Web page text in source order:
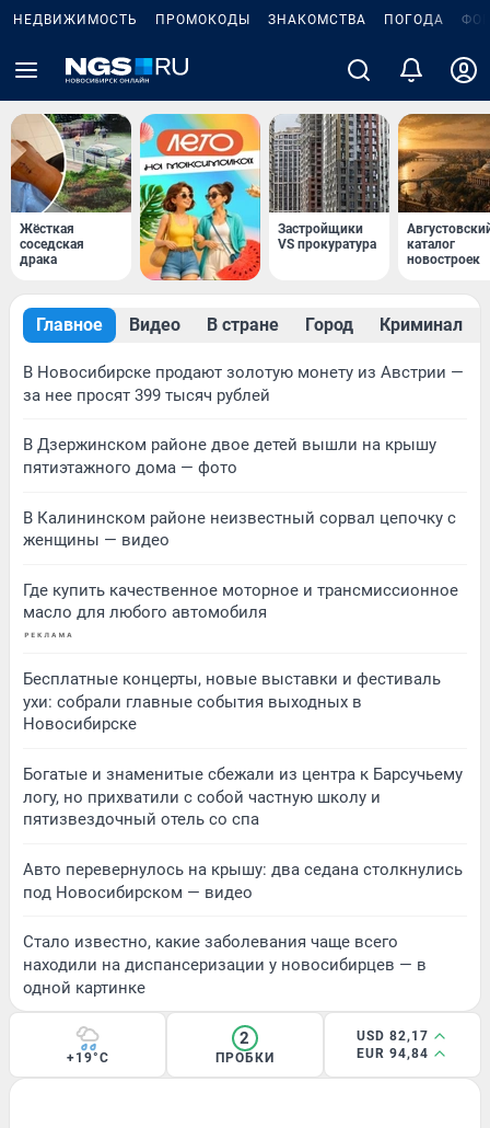
НЕДВИЖИМОСТЬ ПРОМОКОДЫ ЗНАКОМСТВА ПОГОДА
Жёсткая
соседская
драка
Застройщики
VS прокуратура
каталог
новостроек
Главное Видео В стране Город Криминал
В Новосибирске продают золотую монету из Австрии —
за нее просят 399 тысяч рублей
В Дзержинском районе двое детей вышли на крышу
пятиэтажного дома — фото
В Калининском районе неизвестный сорвал цепочку с
женщины — видео
Где купить качественное моторное и трансмиссионное
масло для любого автомобиля
Бесплатные концерты, новые выставки и фестиваль
ухи: собрали главные события выходных в
Новосибирске
Богатые и знаменитые сбежали из центра к Барсучьему
логу, но прихватили с собой частную школу и
пятизвездочный отель со спа
Авто перевернулось на крышу: два седана столкнулись
под Новосибирском — видео
Стало известно, какие заболевания чаще всего
находили на диспансеризации у новосибирцев — в
одной картинке
+19°C
2
ПРОБКИ
USD 82,17
EUR 94,84